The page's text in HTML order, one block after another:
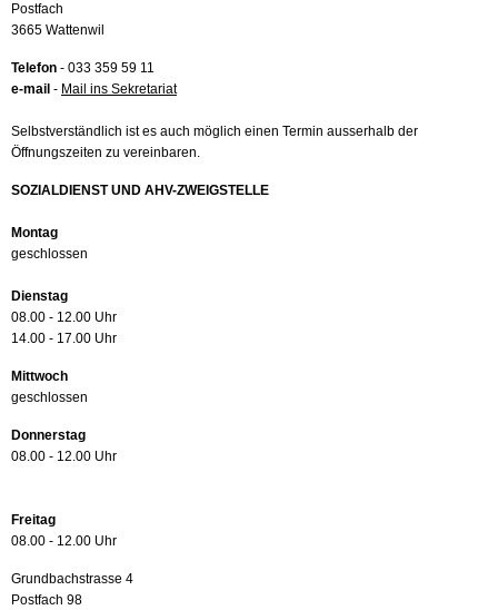
Postfach
3665 Wattenwil
Telefon - 033 359 59 11
e-mail - Mail ins Sekretariat
Selbstverständlich ist es auch möglich einen Termin ausserhalb der
Öffnungszeiten zu vereinbaren.
SOZIALDIENST UND AHV-ZWEIGSTELLE
Montag
geschlossen
Dienstag
08.00 - 12.00 Uhr
14.00 - 17.00 Uhr
Mittwoch
geschlossen
Donnerstag
08.00 - 12.00 Uhr
Freitag
08.00 - 12.00 Uhr
Grundbachstrasse 4
Postfach 98